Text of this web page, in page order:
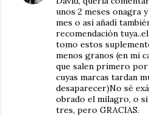
unos 2 meses onagra
mes o así añadí
recomendación
tomo estos
menos granos (en mi
que salen primero
cuyas marcas tardan
desaparecer)No sé
obrado el milagro, o
tres, pero GRACIAS.